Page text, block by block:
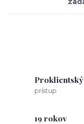
Proklientský
prístup
19 rokov